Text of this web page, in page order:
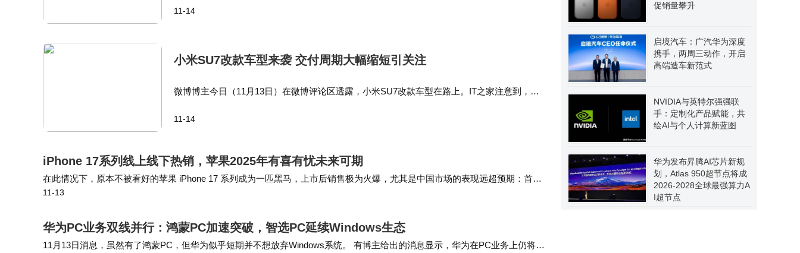
非定名，寓意“开启新境界”。品牌定位3…
11-14
小米SU7改款车型来袭 交付周期大幅缩短引关注
微博博主今日（11月13日）在微博评论区透露，小米SU7改款车型在路上。IT之家注意到，小
周。SU7：锁单后预计29~3…
11-14
iPhone 17系列线上线下热销，苹果2025年有喜有忧未来可期
在此情况下，原本不被看好的苹果 iPhone 17 系列成为一匹黑马，上市后销售极为火爆，尤其是中国市场的表现远超预期：首发
10天销量同比增长 14%，第三季度出货量达 1010 万台，成为头部厂商中唯…
11-13
华为PC业务双线并行：鸿蒙PC加速突破，智选PC延续Windows生态
11月13日消息，虽然有了鸿蒙PC，但华为似乎短期并不想放弃Windows系统。 有博主给出的消息显示，华为在PC业务上仍将维
促销量攀升
启境汽车：广汽华为深度
携手，两周三动作，开启
高端造车新范式
NVIDIA与英特尔强强联
手：定制化产品赋能，共
绘AI与个人计算新蓝图
华为发布昇腾AI芯片新规
划，Atlas 950超节点将成
2026-2028全球最强算力A
I超节点